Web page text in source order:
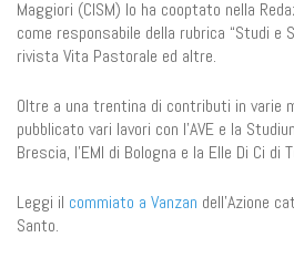
Maggiori (CISM) lo ha cooptato nella
come responsabile della rubrica “Studi e
rivista Vita Pastorale ed altre.
Oltre a una trentina di contributi in varie
pubblicato vari lavori con l’AVE e la
Brescia, l’EMI di Bologna e la Elle Di Ci di
Leggi il commiato a Vanzan dell'Azione
Santo.